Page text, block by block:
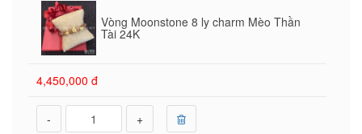
Vòng Moonstone 8 ly charm Mèo Thần
Tài 24K
4,450,000 đ
- +